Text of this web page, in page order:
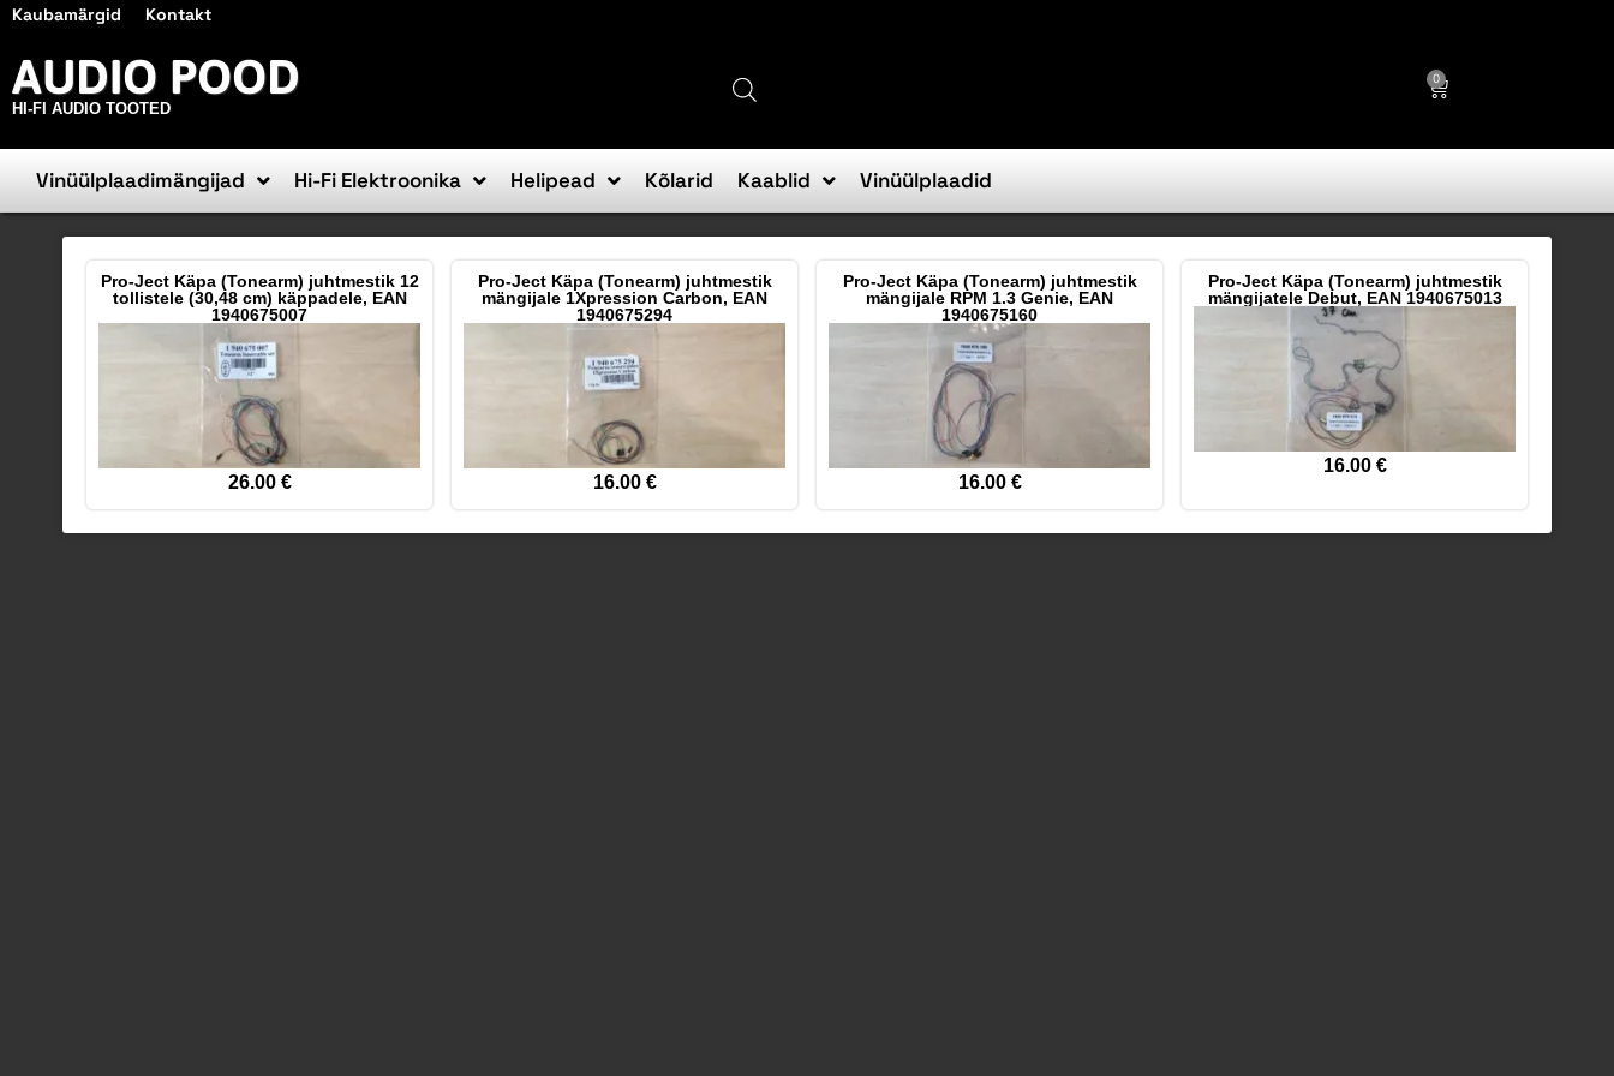
Kaubamärgid Kontakt
AUDIO POOD
HI-FI AUDIO TOOTED
0
Vinüülplaadimängijad Hi-Fi Elektroonika Helipead Kõlarid Kaablid Vinüülplaadid
Pro-Ject Käpa (Tonearm) juhtmestik 12
tollistele (30,48 cm) käppadele, EAN
1940675007
26.00 €
Pro-Ject Käpa (Tonearm) juhtmestik
mängijale 1Xpression Carbon, EAN
1940675294
16.00 €
Pro-Ject Käpa (Tonearm) juhtmestik
mängijale RPM 1.3 Genie, EAN
1940675160
16.00 €
Pro-Ject Käpa (Tonearm) juhtmestik
mängijatele Debut, EAN 1940675013
16.00 €